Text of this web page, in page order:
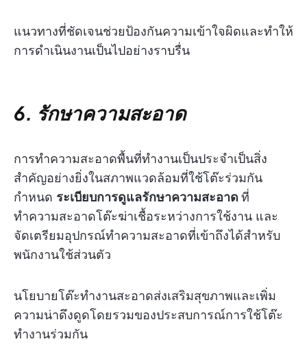
แนวทางที่ชัดเจนช่วยป้องกันความเข้าใจผิดและทำให้
การดำเนินงานเป็นไปอย่างราบรื่น
6. รักษาความสะอาด
การทำความสะอาดพื้นที่ทำงานเป็นประจำเป็นสิ่ง
สำคัญอย่างยิ่งในสภาพแวดล้อมที่ใช้โต๊ะร่วมกัน
กำหนด ระเบียบการดูแลรักษาความสะอาด ที่
ทำความสะอาดโต๊ะฆ่าเชื้อระหว่างการใช้งาน และ
จัดเตรียมอุปกรณ์ทำความสะอาดที่เข้าถึงได้สำหรับ
พนักงานใช้ส่วนตัว
นโยบายโต๊ะทำงานสะอาดส่งเสริมสุขภาพและเพิ่ม
ความน่าดึงดูดโดยรวมของประสบการณ์การใช้โต๊ะ
ทำงานร่วมกัน